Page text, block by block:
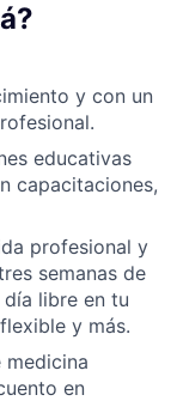
y con un
educativas
capacitaciones,
profesional y
semanas de
libre en tu
y más.
en